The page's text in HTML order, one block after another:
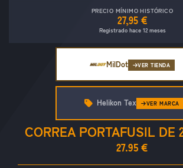
PRECIO MÍNIMO HISTÓRICO
27,95 €
Registrado hace 12 meses
MilDot VER TIENDA
CORREA PORTAFUSIL DE
27.95 €
Helikon Tex VER MARCA